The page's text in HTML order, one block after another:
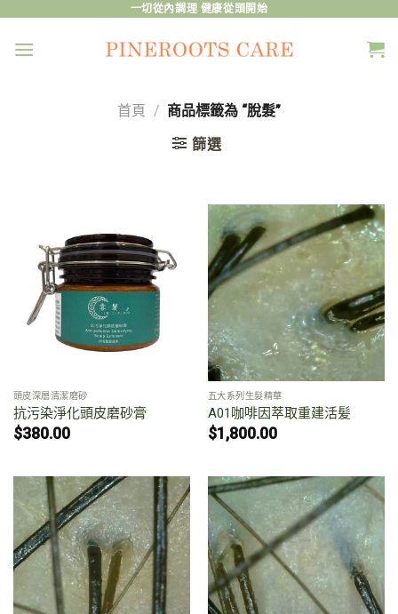
content
一切從內調理 健康從頭開始
首頁 / 商品標籤為 “脫髮”
篩選
頭皮深層清潔磨砂
抗污染淨化頭皮磨砂膏
$380.00
五大系列生髮精華
A01咖啡因萃取重建活髪
$1,800.00